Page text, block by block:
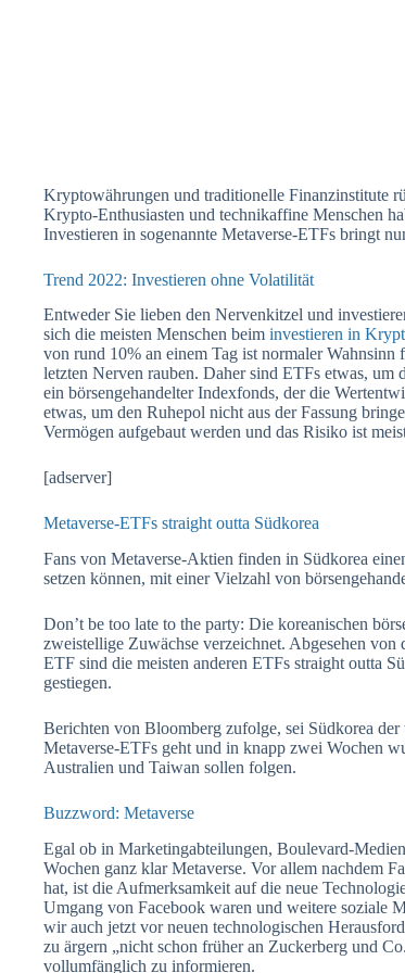
Kryptowährungen und traditionelle Finanzinstitute
Krypto-Enthusiasten und technikaffine Menschen
Investieren in sogenannte Metaverse-ETFs bringt
Trend 2022: Investieren ohne Volatilität
Entweder Sie lieben den Nervenkitzel und
sich die meisten Menschen beim investieren in
von rund 10% an einem Tag ist normaler
letzten Nerven rauben. Daher sind ETFs etwas, um
ein börsengehandelter Indexfonds, der die
etwas, um den Ruhepol nicht aus der Fassung
Vermögen aufgebaut werden und das Risiko ist
[adserver]
Metaverse-ETFs straight outta Südkorea
Fans von Metaverse-Aktien finden in Südkorea
setzen können, mit einer Vielzahl von
Don’t be too late to the party: Die koreanischen
zweistellige Zuwächse verzeichnet. Abgesehen
ETF sind die meisten anderen ETFs straight outta
gestiegen.
Berichten von Bloomberg zufolge, sei Südkorea
Metaverse-ETFs geht und in knapp zwei Wochen
Australien und Taiwan sollen folgen.
Buzzword: Metaverse
Egal ob in Marketingabteilungen, Boulevard-
Wochen ganz klar Metaverse. Vor allem nachdem
hat, ist die Aufmerksamkeit auf die neue
Umgang von Facebook waren und weitere soziale
wir auch jetzt vor neuen technologischen
zu ärgern „nicht schon früher an Zuckerberg und
vollumfänglich zu informieren.